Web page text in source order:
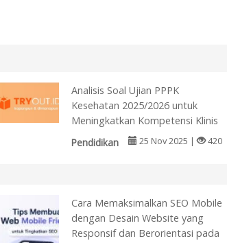
Analisis Soal Ujian PPPK
Kesehatan 2025/2026 untuk
Meningkatkan Kompetensi Klinis
Pendidikan
25 Nov 2025 | 420
Cara Memaksimalkan SEO Mobile
dengan Desain Website yang
Responsif dan Berorientasi pada